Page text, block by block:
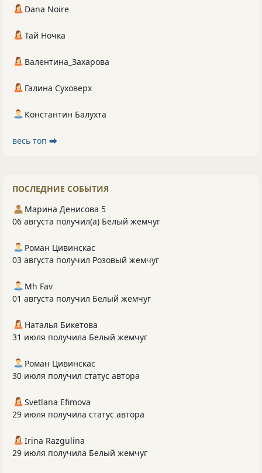
Dana Noire
Тай Ночка
Валентина_Захарова
Галина Суховерх
Константин Балухта
весь топ ⮕
ПОСЛЕДНИЕ СОБЫТИЯ
Марина Денисова 5
06 августа получил(а) Белый жемчуг
Роман Цивинскас
03 августа получил Розовый жемчуг
Mh Fav
01 августа получил Белый жемчуг
Наталья Бикетова
31 июля получила Белый жемчуг
Роман Цивинскас
30 июля получил статус автора
Svetlana Efimova
29 июля получила статус автора
Irina Razgulina
29 июля получила Белый жемчуг